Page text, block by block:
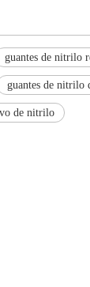
guantes de nitrilo
guantes de nitrilo
de nitrilo